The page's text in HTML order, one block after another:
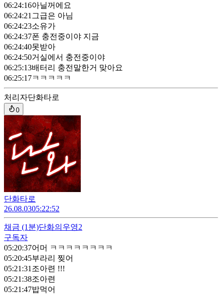
06:24:16아닐꺼에요
06:24:21 그급은 아님
06:24:23소유가
06:24:37폰 충전중이야 지금
06:24:40못받아
06:24:50거실에서 충전중이야
06:25:13배터리 충전말한거 맞아요
06:25:17ㅋㅋㅋㅋㅋ
처리자단화타로
0
단화타로
26.08.0305:22:52
채금 (1분)단화의우영2
구독자
05:20:37어머 ㅋㅋㅋㅋㅋㅋㅋㅋ
05:20:45부라리 찢어
05:21:31 조아련 !!!
05:21:38조아련
05:21:47밥먹어